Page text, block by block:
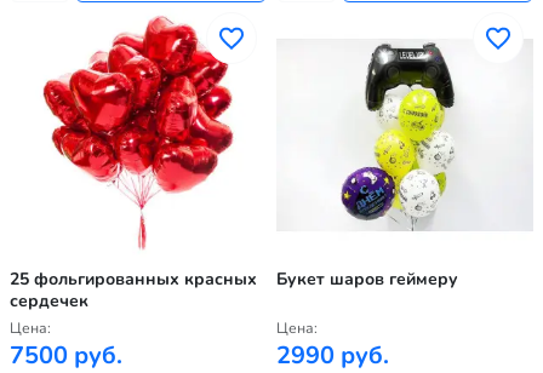
25 фольгированных красных
сердечек
Цена:
7500 руб.
Букет шаров геймеру
Цена:
2990 руб.